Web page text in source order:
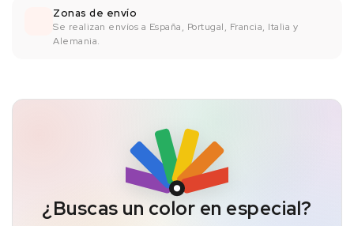
Zonas de envío
Se realizan envíos a España, Portugal, Francia, Italia y
Alemania.
¿Buscas un color en especial?